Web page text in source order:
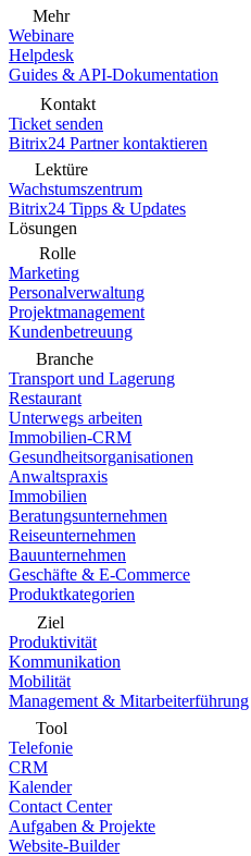
Mehr
Webinare
Helpdesk
Guides & API-Dokumentation
Kontakt
Ticket senden
Bitrix24 Partner kontaktieren
Lektüre
Wachstumszentrum
Bitrix24 Tipps & Updates
Lösungen
Rolle
Marketing
Personalverwaltung
Projektmanagement
Kundenbetreuung
Branche
Transport und Lagerung
Restaurant
Unterwegs arbeiten
Immobilien-CRM
Gesundheitsorganisationen
Anwaltspraxis
Immobilien
Beratungsunternehmen
Reiseunternehmen
Bauunternehmen
Geschäfte & E-Commerce
Produktkategorien
Ziel
Produktivität
Kommunikation
Mobilität
Management & Mitarbeiterführung
Tool
Telefonie
CRM
Kalender
Contact Center
Aufgaben & Projekte
Website-Builder